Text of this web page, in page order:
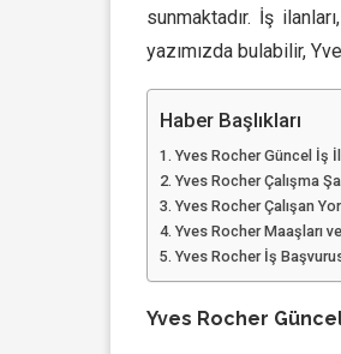
sunmaktadır. İş
yazımızda bulabilir,
Haber Başlıkları
Yves Rocher Güncel İş
Yves Rocher Çalışma
Yves Rocher Çalışan
Yves Rocher Maaşları
Yves Rocher İş
Yves Rocher